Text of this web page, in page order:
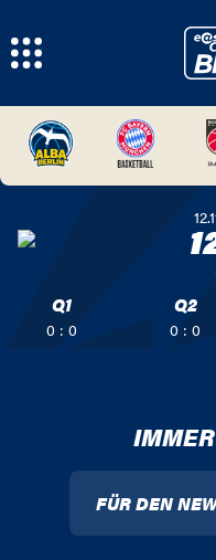
Q1
0 : 0
Q2
0 : 0
FÜR DEN